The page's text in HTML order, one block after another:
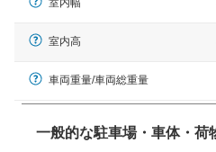
室内高
車両重量/車両総重量
一般的な駐車場・車体・荷